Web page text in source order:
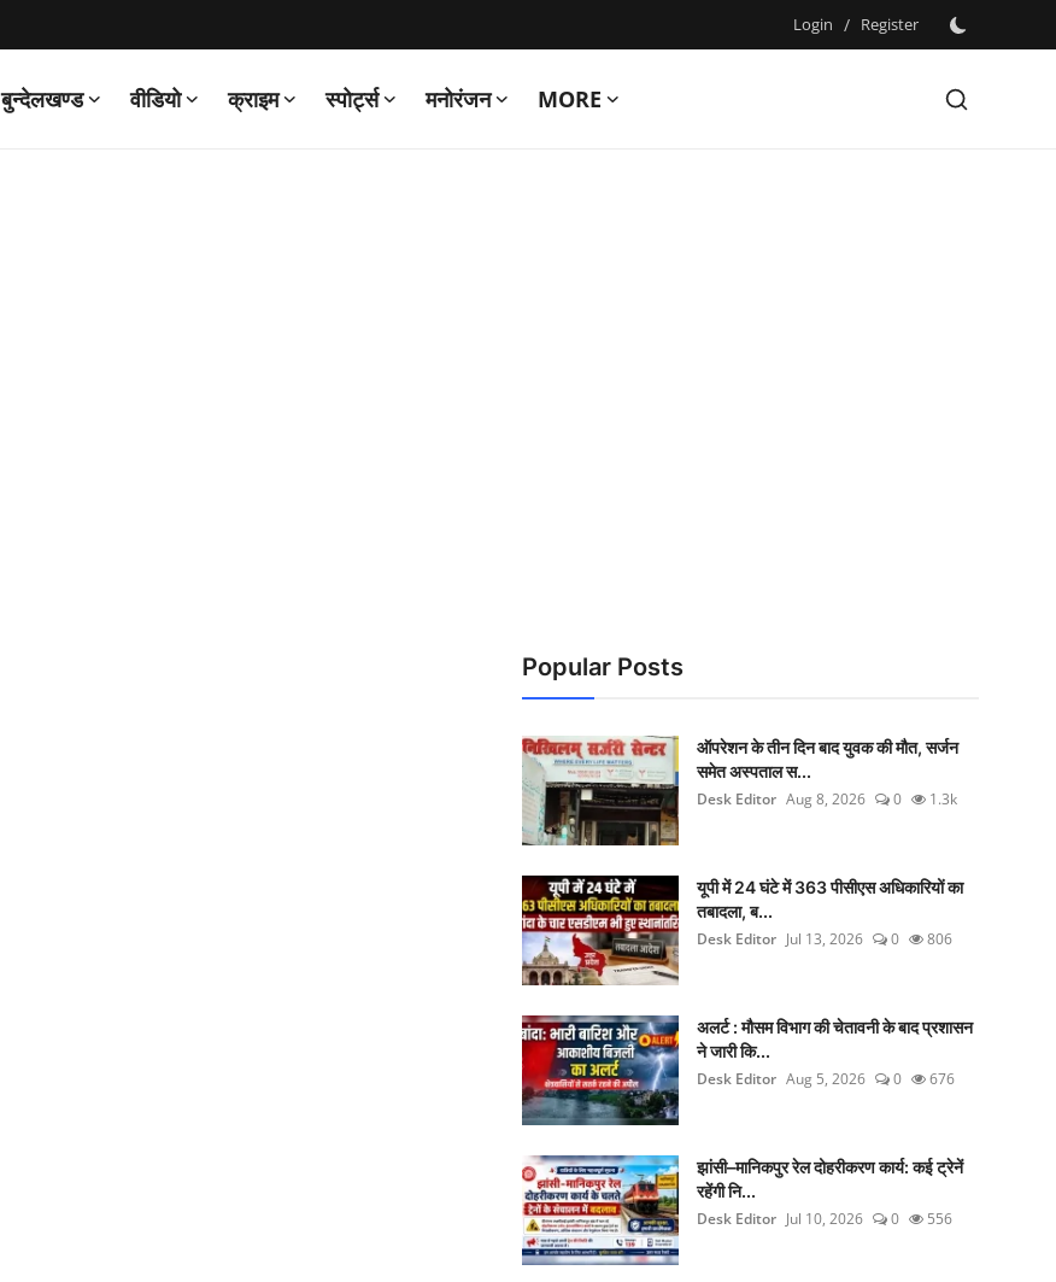
Login / Register
बुन्देलखण्ड वीडियो क्राइम स्पोर्ट्स मनोरंजन MORE
Popular Posts
ऑपरेशन के तीन दिन बाद युवक की मौत, सर्जन
समेत अस्पताल स...
Desk Editor Aug 8, 2026 0 1.3k
यूपी में 24 घंटे में 363 पीसीएस अधिकारियों का
तबादला, ब...
Desk Editor Jul 13, 2026 0 806
अलर्ट : मौसम विभाग की चेतावनी के बाद प्रशासन
ने जारी कि...
Desk Editor Aug 5, 2026 0 676
झांसी–मानिकपुर रेल दोहरीकरण कार्य: कई ट्रेनें
रहेंगी नि...
Desk Editor Jul 10, 2026 0 556